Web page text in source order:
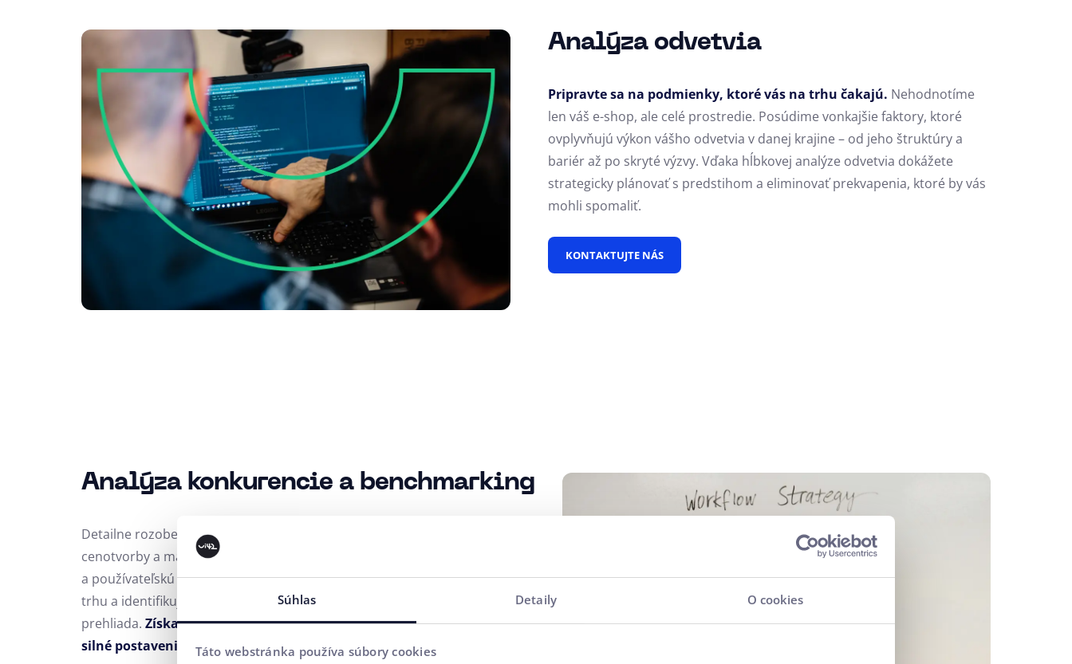
Súhlas Detaily O cookies
Táto webstránka používa súbory cookies
Analýza odvetvia
Pripravte sa na podmienky, ktoré vás na trhu čakajú. Nehodnotíme
len váš e-shop, ale celé prostredie. Posúdime vonkajšie faktory, ktoré
ovplyvňujú výkon vášho odvetvia v danej krajine – od jeho štruktúry a
bariér až po skryté výzvy. Vďaka hĺbkovej analýze odvetvia dokážete
strategicky plánovať s predstihom a eliminovať prekvapenia, ktoré by vás
mohli spomaliť.
KONTAKTUJTE NÁS
Analýza konkurencie a benchmarking
Detailne rozoberieme vašich top lokálnych konkurentov – od ich
cenotvorby a marketingovej stratégie až po úroveň zákazníckeho servisu
a používateľskú skúsenosť. Porovnáme váš model s tými najlepšími na
trhu a identifikujeme nevyužité príležitosti, ktoré vaša konkurencia
prehliada. Získate tak presný návod, ako sa odlíšiť a vybudovať si
silné postavenie hneď od prvého dňa.